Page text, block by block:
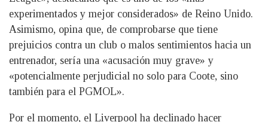
experimentados y mejor considerados» de Reino Unido.
Asimismo, opina que, de comprobarse que tiene
prejuicios contra un club o malos sentimientos hacia un
entrenador, sería una «acusación muy grave» y
«potencialmente perjudicial no solo para Coote, sino
también para el PGMOL».
Por el momento, el Liverpool ha declinado hacer